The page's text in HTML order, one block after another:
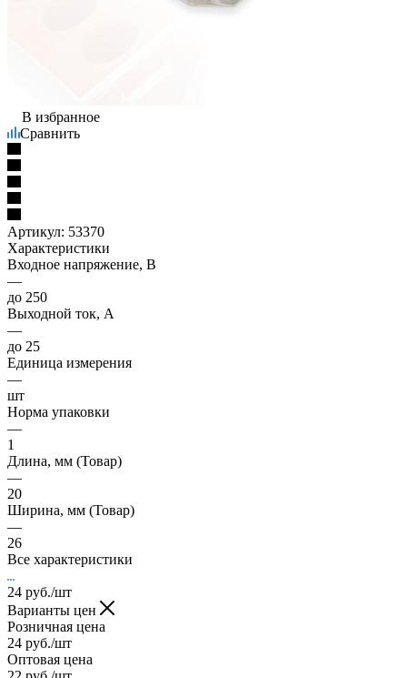
В избранное
Сравнить
Артикул: 53370
Характеристики
Входное напряжение, В
—
до 250
Выходной ток, А
—
до 25
Единица измерения
—
шт
Норма упаковки
—
1
Длина, мм (Товар)
—
20
Ширина, мм (Товар)
—
26
Все характеристики
24 руб./шт
Варианты цен
Розничная цена
24 руб./шт
Оптовая цена